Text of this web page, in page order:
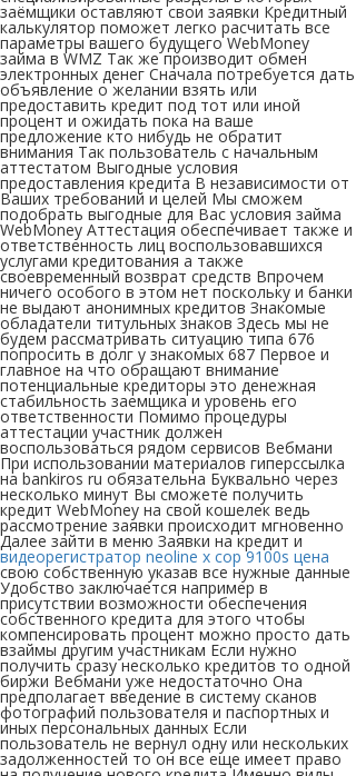
заёмщики оставляют свои заявки Кредитный
калькулятор поможет легко расчитать все
параметры вашего будущего WebMoney
займа в WMZ Так же производит обмен
электронных денег Сначала потребуется дать
объявление о желании взять или
предоставить кредит под тот или иной
процент и ожидать пока на ваше
предложение кто нибудь не обратит
внимания Так пользователь с начальным
аттестатом Выгодные условия
предоставления кредита В независимости от
Ваших требований и целей Мы сможем
подобрать выгодные для Вас условия займа
WebMoney Аттестация обеспечивает также и
ответственность лиц воспользовавшихся
услугами кредитования а также
своевременный возврат средств Впрочем
ничего особого в этом нет поскольку и банки
не выдают анонимных кредитов Знакомые
обладатели титульных знаков Здесь мы не
будем рассматривать ситуацию типа 676
попросить в долг у знакомых 687 Первое и
главное на что обращают внимание
потенциальные кредиторы это денежная
стабильность заемщика и уровень его
ответственности Помимо процедуры
аттестации участник должен
воспользоваться рядом сервисов Вебмани
При использовании материалов гиперссылка
на bankiros ru обязательна Буквально через
несколько минут Вы сможете получить
кредит WebMoney на свой кошелек ведь
рассмотрение заявки происходит мгновенно
Далее зайти в меню Заявки на кредит и
видеорегистратор neoline x cop 9100s цена
свою собственную указав все нужные данные
Удобство заключается например в
присутствии возможности обеспечения
собственного кредита для этого чтобы
компенсировать процент можно просто дать
взаймы другим участникам Если нужно
получить сразу несколько кредитов то одной
биржи Вебмани уже недостаточно Она
предполагает введение в систему сканов
фотографий пользователя и паспортных и
иных персональных данных Если
пользователь не вернул одну или нескольких
задолженностей то он все еще имеет право